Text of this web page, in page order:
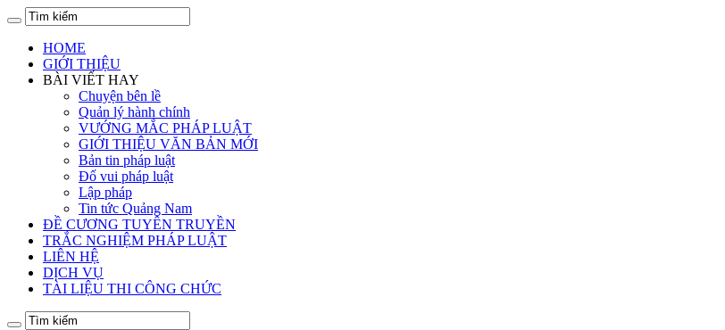
HOME
GIỚI THIỆU
BÀI VIẾT HAY
Chuyện bên lề
Quản lý hành chính
VƯỚNG MẮC PHÁP LUẬT
GIỚI THIỆU VĂN BẢN MỚI
Bản tin pháp luật
Đố vui pháp luật
Lập pháp
Tin tức Quảng Nam
ĐỀ CƯƠNG TUYÊN TRUYỀN
TRẮC NGHIỆM PHÁP LUẬT
LIÊN HỆ
DỊCH VỤ
TÀI LIỆU THI CÔNG CHỨC